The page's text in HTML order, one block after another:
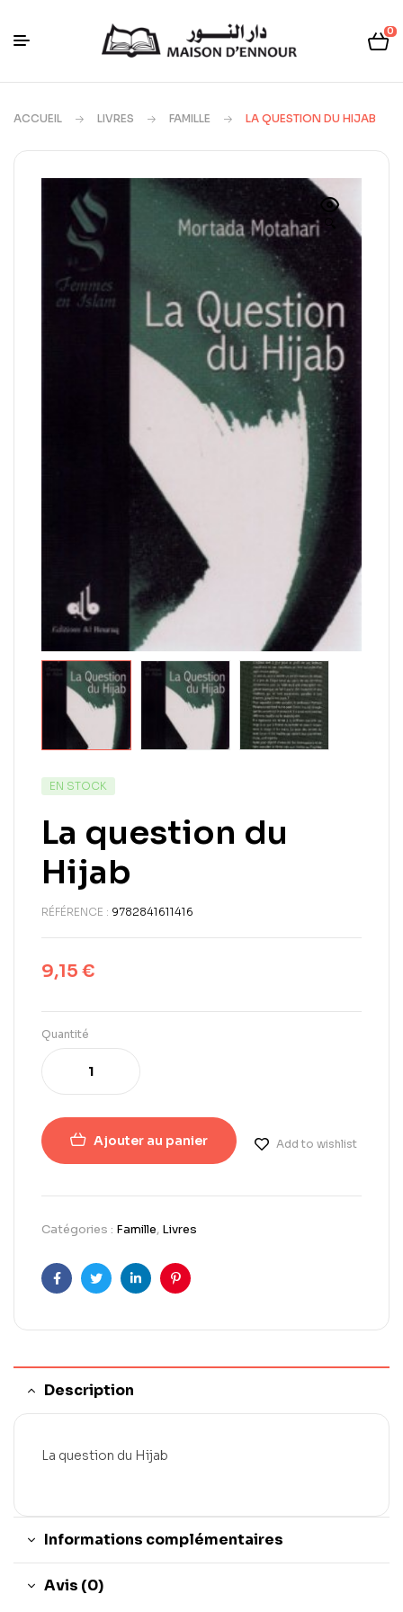
0
ACCUEIL LIVRES FAMILLE LA QUESTION DU HIJAB
🔍
EN STOCK
La question du
Hijab
RÉFÉRENCE : 9782841611416
9,15 €
Quantité
Ajouter au panier Add to wishlist
Catégories : Famille, Livres
FacebookTwitterLinkedInPinterest
Description
La question du Hijab
Informations complémentaires
Avis (0)